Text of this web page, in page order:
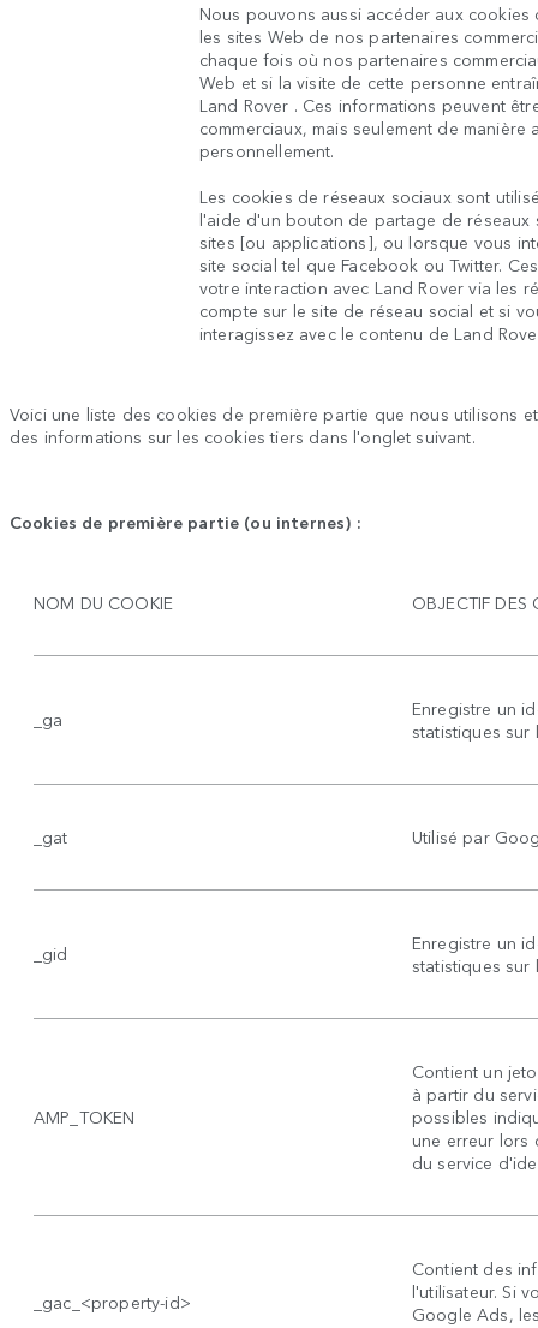
Nous pouvons aussi accéder aux
les sites Web de nos partenaires
chaque fois où nos partenaires
Web et si la visite de cette personne
Land Rover . Ces informations peuvent
commerciaux, mais seulement de
personnellement.
Les cookies de réseaux sociaux sont
l'aide d'un bouton de partage de
sites [ou applications], ou lorsque vous
site social tel que Facebook ou Twitter.
votre interaction avec Land Rover via les
compte sur le site de réseau social et si
interagissez avec le contenu de Land
Voici une liste des cookies de première partie que nous utilisons
des informations sur les cookies tiers dans l'onglet suivant.
Cookies de première partie (ou internes) :
NOM DU COOKIE OBJECTIF DES
_ga
Enregistre un
statistiques sur
_gat Utilisé par
_gid
Enregistre un
statistiques sur
AMP_TOKEN
Contient un
à partir du
possibles
une erreur lors
du service
_gac_<property-id>
Contient des
l'utilisateur. Si
Google Ads,